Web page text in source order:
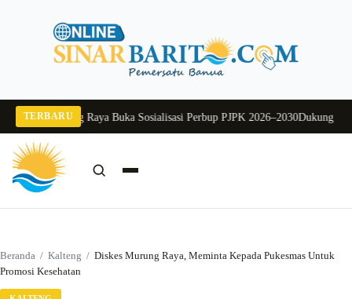
TERBARU
Murung Raya Buka Sosialisasi Perbup PJPK 2026–2030Dukung Program
Beranda / Kalteng / Diskes Murung Raya, Meminta Kepada Pukesmas Untuk
Promosi Kesehatan